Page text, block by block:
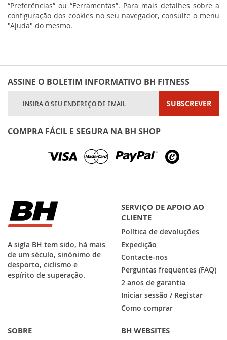
“Preferências” ou “Ferramentas”. Para mais detalhes sobre a
configuração dos cookies no seu navegador, consulte o menu
"Ajuda" do mesmo.
ASSINE O BOLETIM INFORMATIVO BH FITNESS
Newsletter:
SUBSCREVER
COMPRA FÁCIL E SEGURA NA BH SHOP
A sigla BH tem sido, há mais
de um século, sinónimo de
desporto, ciclismo e
espírito de superação.
SERVIÇO DE APOIO AO
CLIENTE
Política de devoluções
Expedição
Contacte-nos
Perguntas frequentes (FAQ)
2 anos de garantia
Iniciar sessão / Registar
Como comprar
SOBRE BH WEBSITES